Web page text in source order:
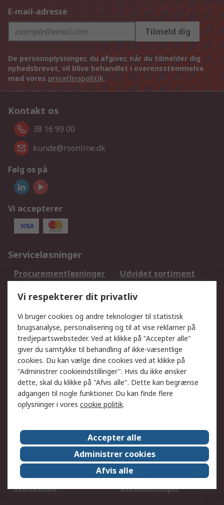
E-mail-adresse
Tilmeld dig
De personoplysninger, du afgiver, når du tilmelder dig
nyhedsbrevet, vil blive behandlet i overensstemmelse
med vores privatlivspolitik.
Kontakt os
38 16 99 00
kunde@rsonline.dk
Følg os på
Vi accepterer
Serviceløsninger
Procurementløsninger
Udvidet sortiment
DesignSpark
Teknisk Support
Dit lokale salgsteam
Eksportløsninger
Support
Få hjælp
Returnering
Levering
Spor min ordre
Fakturakopi
Betalingsmuligheder
Fordele med Mit RS
Okdo
Om RS
Salgsbetingelser
Det juridiske
Pressecenter
Job hos RS
ESG
Worldwide
Certificeringer
Vi respekterer dit privatliv
Vi bruger cookies og andre teknologier til statistisk
brugsanalyse, personalisering og til at vise reklamer på
tredjepartswebsteder. Ved at klikke på "Accepter alle"
giver du samtykke til behandling af ikke-væsentlige
cookies. Du kan vælge dine cookies ved at klikke på
"Administrer cookieindstillinger". Hvis du ikke ønsker
dette, skal du klikke på "Afvis alle". Dette kan begrænse
adgangen til nogle funktioner. Du kan finde flere
oplysninger i vores cookie politik.
Accepter alle
Administrer cookies
Afvis alle